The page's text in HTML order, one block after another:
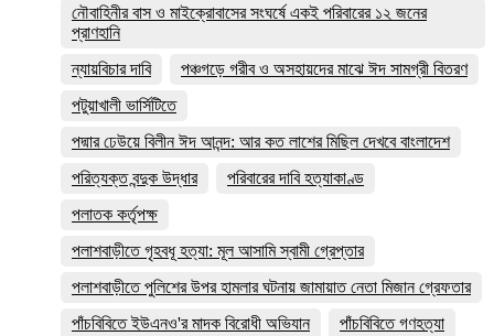
নৌবাহিনীর বাস ও মাইক্রোবাসের সংঘর্ষে একই পরিবারের ১২ জনের
প্রাণহানি
ন্যায়বিচার দাবি
পঞ্চগড়ে গরীব ও অসহায়দের মাঝে ঈদ সামগ্রী বিতরণ
পটুয়াখালী ভার্সিটিতে
পদ্মার ঢেউয়ে বিলীন ঈদ আনন্দ: আর কত লাশের মিছিল দেখবে বাংলাদেশ
পরিত্যক্ত বন্দুক উদ্ধার
পরিবারের দাবি হত্যাকাণ্ড
পলাতক কর্তৃপক্ষ
পলাশবাড়ীতে গৃহবধূ হত্যা: মূল আসামি স্বামী গ্রেপ্তার
পলাশবাড়ীতে পুলিশের উপর হামলার ঘটনায় জামায়াত নেতা মিজান গ্রেফতার
পাঁচবিবিতে ইউএনও'র মাদক বিরোধী অভিযান
পাঁচবিবিতে গণহত্যা